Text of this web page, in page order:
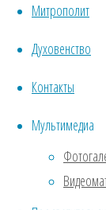
Митрополит
Духовенство
Контакты
Мультимедиа
собор г.
Официальный